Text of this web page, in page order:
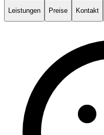
Leistungen Preise Kontakt